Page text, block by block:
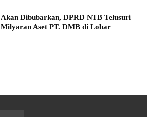
Akan Dibubarkan, DPRD NTB Telusuri
Milyaran Aset PT. DMB di Lobar